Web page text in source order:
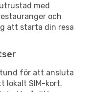
med
och
att starta din resa
för att ansluta
lokalt SIM-kort.